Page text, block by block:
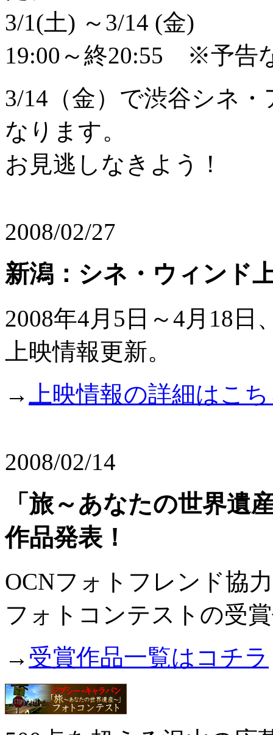
3/1(土) ～3/14 (金)
19:00～終20:55 ※予告
3/14（金）で渋谷シネ
なります。
お見逃しなきよう！
2008/02/27
新潟：シネ・ウィンド
2008年4月5日～4月18日
上映情報更新。
→
上映情報の詳細はこ
2008/02/14
「旅～あなたの世界遺
作品発表！
OCNフォトフレンド協
フォトコンテストの受
→ 受賞作品一覧はコチラ